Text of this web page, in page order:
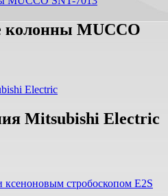
колонны MUCCO
Mitsubishi Electric